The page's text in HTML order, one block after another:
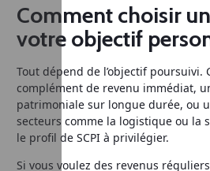
Comment choisir
votre objectif
Tout dépend de l’objectif poursuivi.
complément de revenu immédiat,
patrimoniale sur longue durée, ou
secteurs comme la logistique ou la
le profil de SCPI à privilégier.
Si vous voulez des revenus